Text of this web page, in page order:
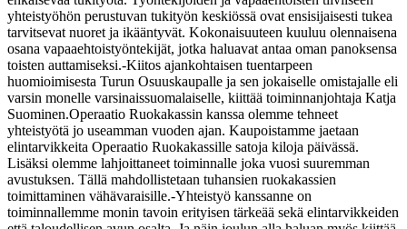
yhteistyöhön perustuvan tukityön keskiössä ovat ensisijaisesti tukea
tarvitsevat nuoret ja ikääntyvät. Kokonaisuuteen kuuluu olennaisena
osana vapaaehtoistyöntekijät, jotka haluavat antaa oman panoksensa
toisten auttamiseksi.-Kiitos ajankohtaisen tuentarpeen
huomioimisesta Turun Osuuskaupalle ja sen jokaiselle omistajalle eli
varsin monelle varsinaissuomalaiselle, kiittää toiminnanjohtaja Katja
Suominen.Operaatio Ruokakassin kanssa olemme tehneet
yhteistyötä jo useamman vuoden ajan. Kaupoistamme jaetaan
elintarvikkeita Operaatio Ruokakassille satoja kiloja päivässä.
Lisäksi olemme lahjoittaneet toiminnalle joka vuosi suuremman
avustuksen. Tällä mahdollistetaan tuhansien ruokakassien
toimittaminen vähävaraisille.-Yhteistyö kanssanne on
toiminnallemme monin tavoin erityisen tärkeää sekä elintarvikkeiden